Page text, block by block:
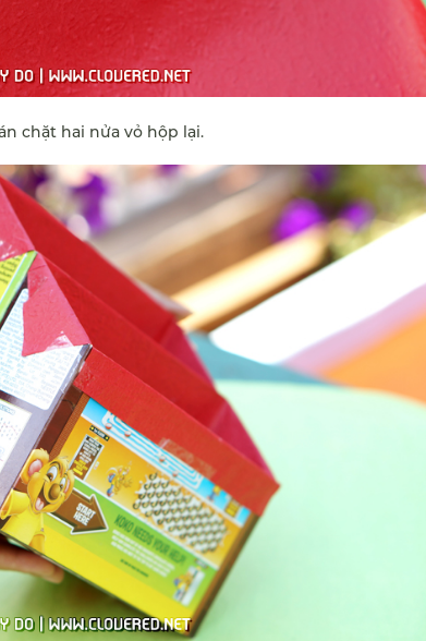
chặt hai nửa vỏ hộp lại.